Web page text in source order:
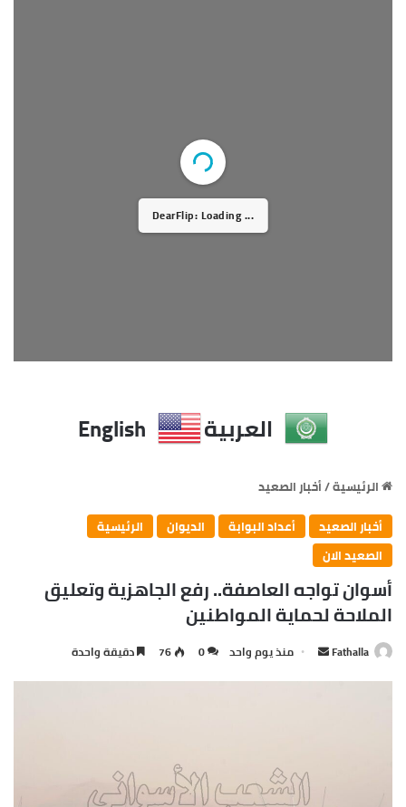
DearFlip: Loading PDF 50% ...